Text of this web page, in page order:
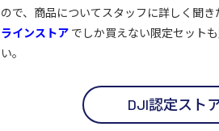
ので、商品についてスタッフに詳しく聞き
ラインストア でしか買えない限定セット
い。
DJI認定スト